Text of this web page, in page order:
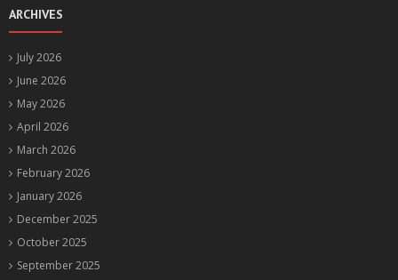
ARCHIVES
July 2026
June 2026
May 2026
April 2026
March 2026
February 2026
January 2026
December 2025
October 2025
September 2025